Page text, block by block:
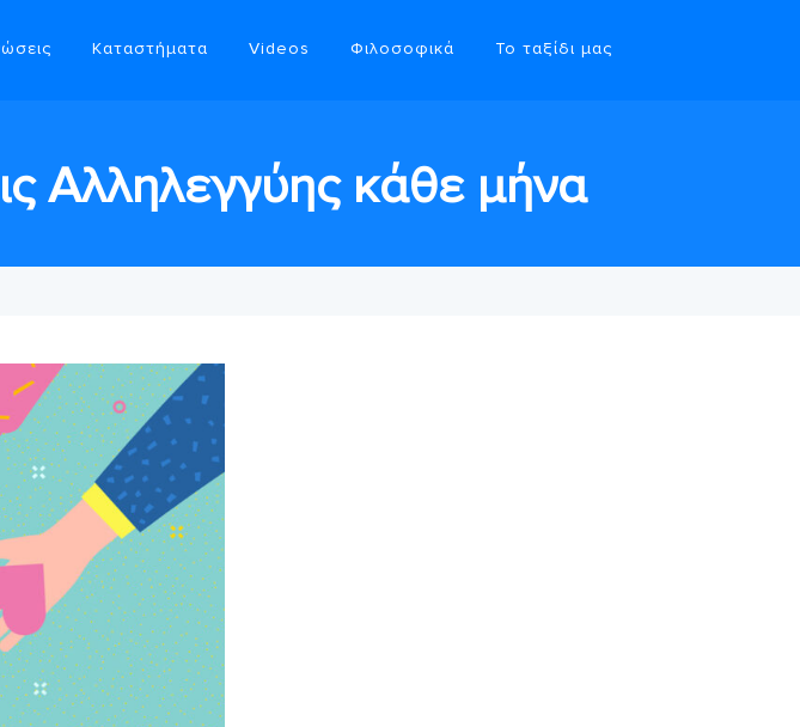
Καταστήματα Videos Φιλοσοφικά Το ταξίδι μας
Αλληλεγγύης κάθε μήνα